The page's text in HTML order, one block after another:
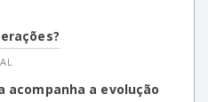
acompanha a evolução